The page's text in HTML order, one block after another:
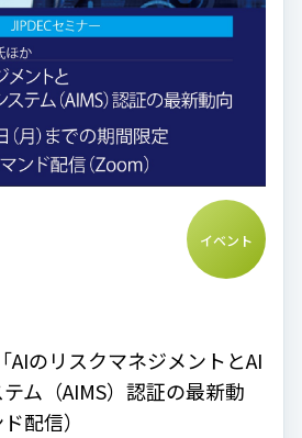
イベント
AIのリスクマネジメントとAI
ム（AIMS）認証の最新動
配信）